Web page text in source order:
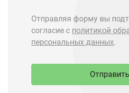
Запчасти Урал
Запчасти Камаз
Спецпредложения